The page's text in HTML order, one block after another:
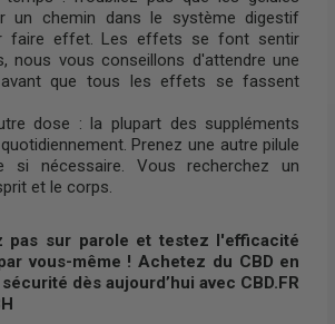
un chemin dans le système digestif
faire effet. Les effets se font sentir
nous vous conseillons d'attendre une
que tous les effets se fassent
dose : la plupart des suppléments
Prenez une autre pilule
si nécessaire. Vous recherchez un
et le corps.
pas sur parole et testez l'efficacité
vous-même ! Achetez du CBD en
dès aujourd’hui avec CBD.FR